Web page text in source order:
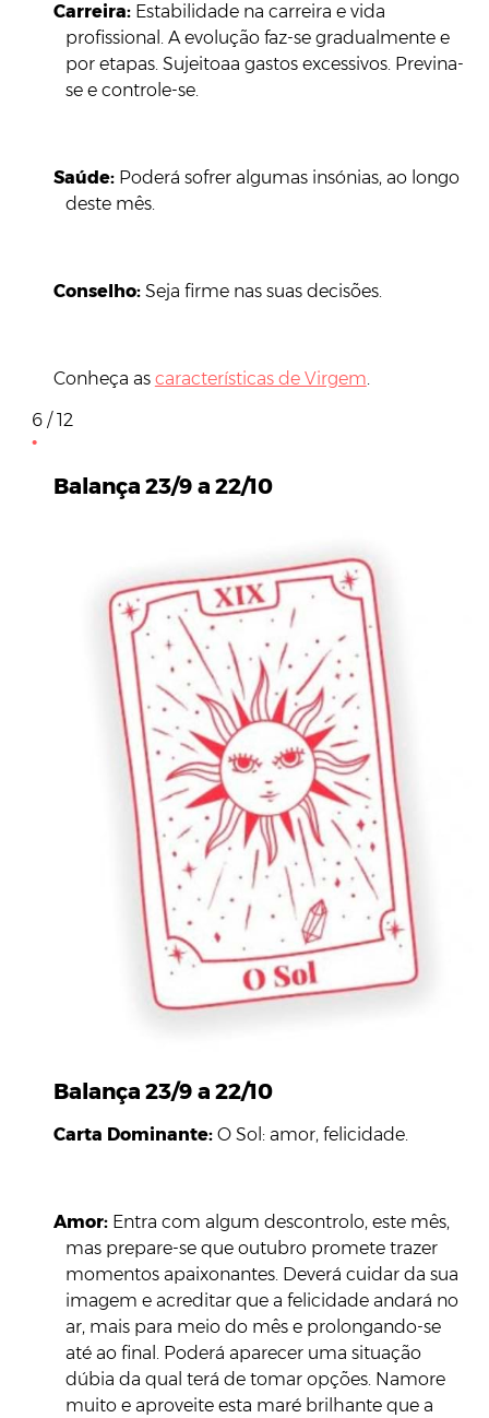
Carreira:Estabilidade na carreira e vida
profissional. A evolução faz-se gradualmente e
por etapas. Sujeitoaa gastos excessivos. Previna-
se e controle-se.
Saúde:Poderá sofrer algumas insónias, ao longo
deste mês.
Conselho: Seja firme nas suas decisões.
Conheça as características de Virgem
6 / 12
Balança 23/9 a 22/10
Balança 23/9 a 22/10
Carta Dominante: O Sol: amor, felicidade.
Amor: Entra com algum descontrolo, este mês,
mas prepare-se que outubro promete trazer
momentos apaixonantes. Deverá cuidar da sua
imagem e acreditar que a felicidade andará no
ar, mais para meio do mês e prolongando-se
até ao final. Poderá aparecer uma situação
dúbia da qual terá de tomar opções. Namore
muito e aproveite esta maré brilhante que a